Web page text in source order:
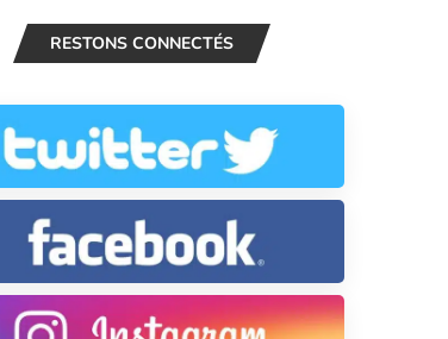
RESTONS CONNECTÉS